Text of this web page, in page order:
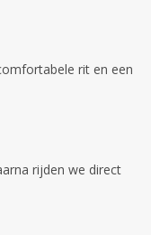
rit en een
rijden we direct